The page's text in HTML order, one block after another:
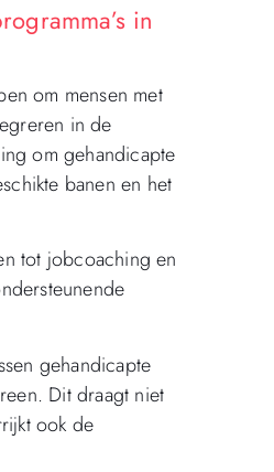
in
om mensen met
in de
om gehandicapte
banen en het
tot jobcoaching en
gehandicapte
Dit draagt niet
ook de